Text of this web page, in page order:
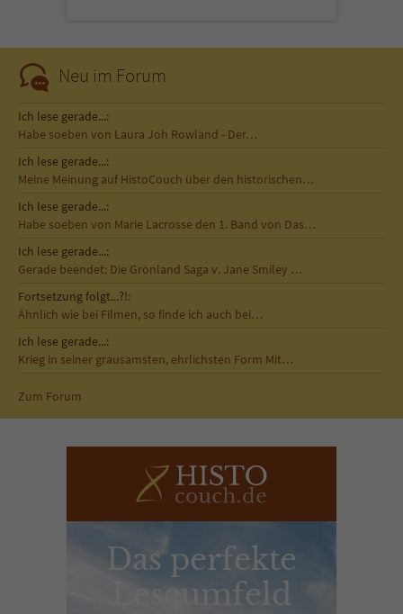
Neu im Forum
Ich lese gerade...:
Habe soeben von Laura Joh Rowland - Der…
Ich lese gerade...:
Meine Meinung auf HistoCouch über den historischen…
Ich lese gerade...:
Habe soeben von Marie Lacrosse den 1. Band von Das…
Ich lese gerade...:
Gerade beendet: Die Grönland Saga v. Jane Smiley …
Fortsetzung folgt...?!:
Ähnlich wie bei Filmen, so finde ich auch bei…
Ich lese gerade...:
Krieg in seiner grausamsten, ehrlichsten Form Mit…
Zum Forum
Das perfekte
Leseumfeld